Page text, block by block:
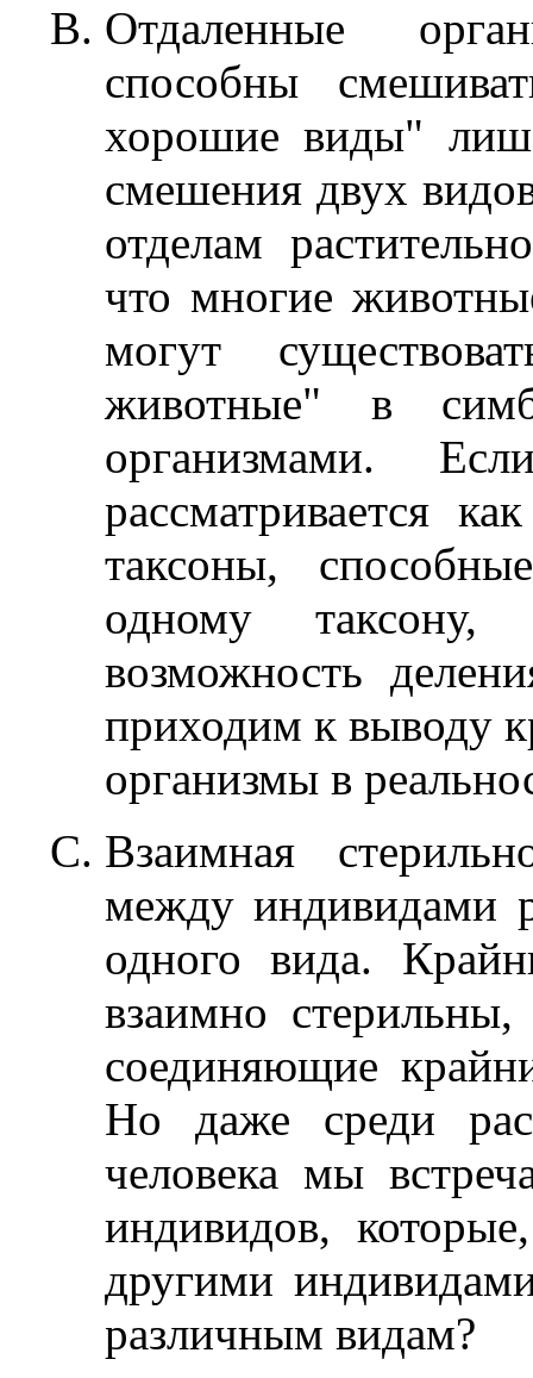
Отдаленные
способны
хорошие виды"
смешения двух
отделам
что многие
могут
животные" в
организмами.
рассматривается
таксоны,
одному
возможность
приходим к выводу
организмы в
Взаимная
между индивидами
одного вида.
взаимно
соединяющие
Но даже среди
человека мы
индивидов,
другими
различным видам?